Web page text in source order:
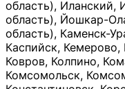
область), Иланский,
область), Йошкар-
область), Каменск-
Каспийск,
Ковров, Колпино,
Комсомольск,